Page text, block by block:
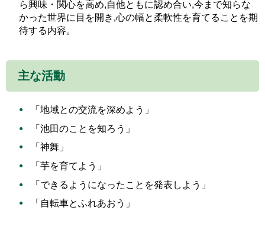
ら興味・関心を高め,自他ともに認め合い,今まで知らな
かった世界に目を開き,心の幅と柔軟性を育てることを期
待する内容。
主な活動
「地域との交流を深めよう」
「池田のことを知ろう」
「神舞」
「芋を育てよう」
「できるようになったことを発表しよう」
「自転車とふれあおう」